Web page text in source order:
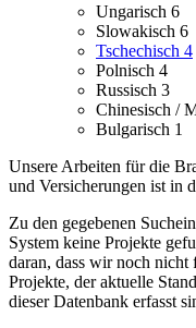
Ungarisch 6
Slowakisch 6
Tschechisch 4
Polnisch 4
Russisch 3
Chinesisch /
Bulgarisch 1
Unsere Arbeiten für die
und Versicherungen ist in
Zu den gegebenen
System keine Projekte
daran, dass wir noch nicht
Projekte, der aktuelle
dieser Datenbank erfasst